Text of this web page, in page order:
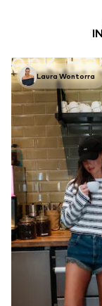
Laura Wontorra